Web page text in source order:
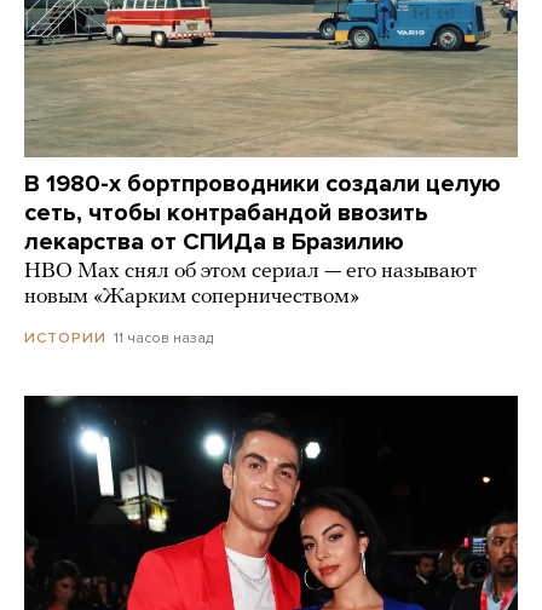
В 1980-х бортпроводники создали целую
сеть, чтобы контрабандой ввозить
лекарства от СПИДа в Бразилию
HBO Max снял об этом сериал — его называют
новым «Жарким соперничеством»
ИСТОРИИ 11 часов назад